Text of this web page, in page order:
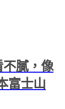
膩，像
富士山